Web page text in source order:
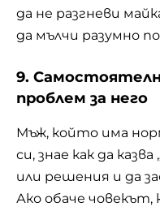
да не разгневи
да мълчи разумно
9.
проблем за него
Мъж, който има
си, знае как да
или решения и да
Ако обаче човекът,